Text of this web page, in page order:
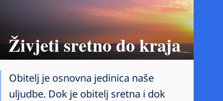
Živjeti sretno do kraja
Obitelj je osnovna jedinica naše
uljudbe. Dok je obitelj sretna i dok